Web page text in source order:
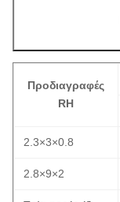
Προδιαγραφές
RH
2.3×3×0.8
2.8×9×2